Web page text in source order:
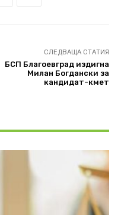
СЛЕДВАЩА СТАТИЯ
БСП Благоевград издигна
Милан Богдански за
кандидат-кмет